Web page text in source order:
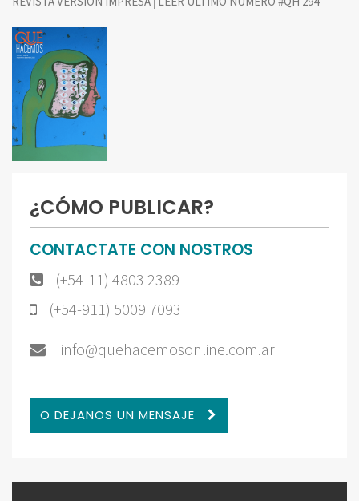
¿CÓMO PUBLICAR?
CONTACTATE CON NOSTROS
(+54-11) 4803 2389
(+54-911) 5009 7093
info@quehacemosonline.com.ar
O DEJANOS UN MENSAJE